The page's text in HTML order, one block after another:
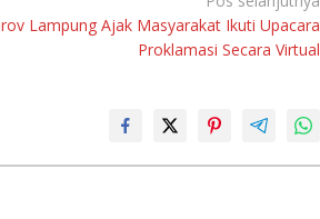
Lampung Ajak Masyarakat Ikuti Upacara
Proklamasi Secara Virtual